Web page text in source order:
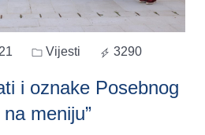
Vijesti 3290
i oznake Posebnog
meniju”